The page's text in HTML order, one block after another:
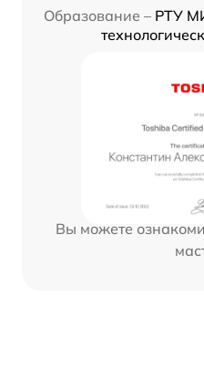
Образование – РТУ
Вы можете